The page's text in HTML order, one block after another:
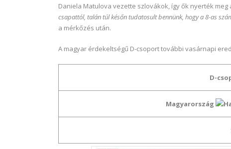
Daniela Matulova vezette szlovákok, így ők nyerték
csapattól, talán túl későn tudatosult bennünk, hogy a 8-as
a mérkőzés után.
A magyar érdekeltségű D-csoport további vasárnapi
D-
Magyarország